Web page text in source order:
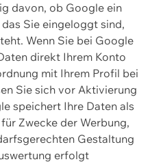
davon, ob Google ein
Sie eingeloggt sind,
Wenn Sie bei Google
direkt Ihrem Konto
mit Ihrem Profil bei
Sie sich vor Aktivierung
speichert Ihre Daten als
Zwecke der Werbung,
Gestaltung
erfolgt